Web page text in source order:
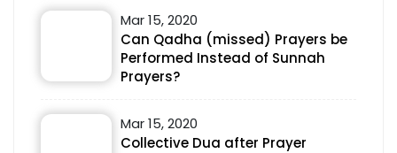
Mar 15, 2020
Can Qadha (missed) Prayers be
Performed Instead of Sunnah
Prayers?
Mar 15, 2020
Collective Dua after Prayer